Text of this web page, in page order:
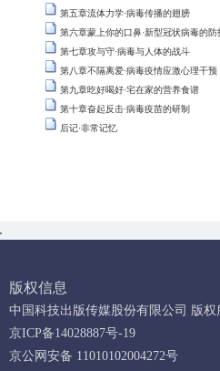
第五章流体力学·病毒传播的翅膀
第六章蒙上你的口鼻·新型冠状病毒的防
第七章攻与守·病毒与人体的战斗
第八章不隔离爱·病毒疫情应激心理干预
第九章吃好喝好·宅在家的营养食谱
第十章奋起反击·病毒疫苗的研制
后记·非常记忆
版权信息
中国科技出版传媒股份有限公司 版权
京ICP备14028887号-19
京公网安备 11010102004272号